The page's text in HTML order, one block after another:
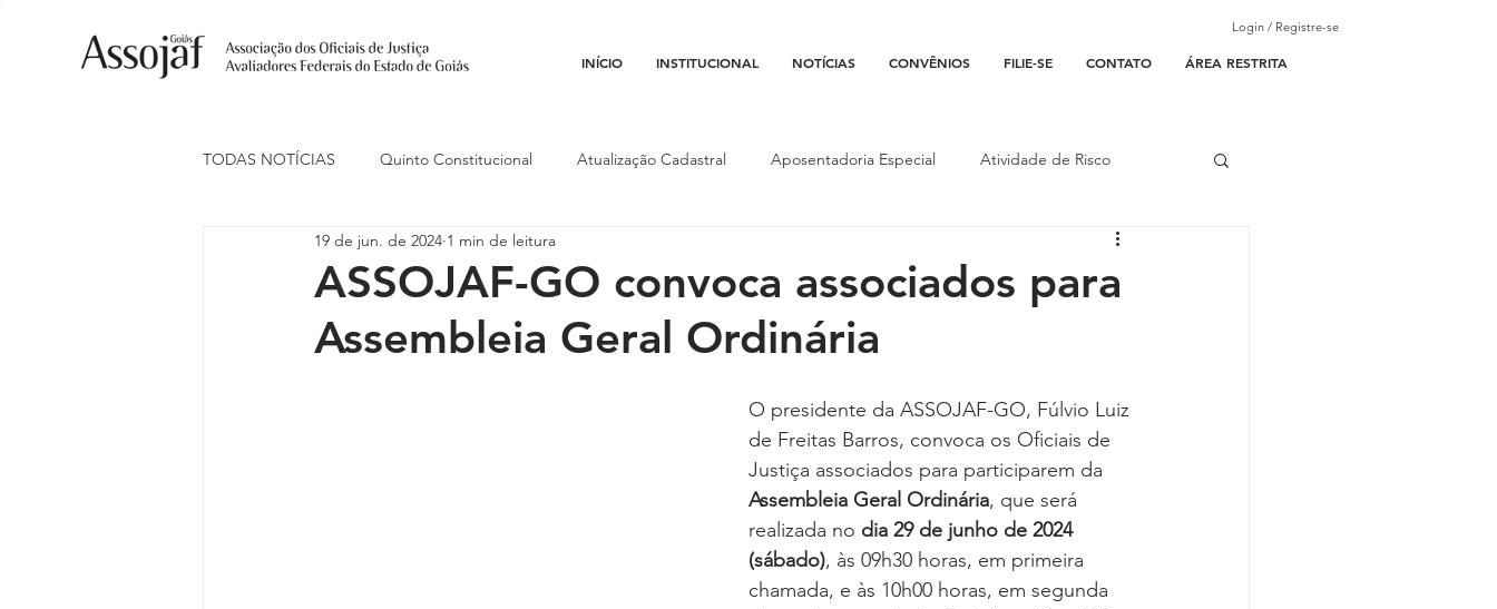
INÍCIO INSTITUCIONAL NOTÍCIAS CONVÊNIOS FILIE-SE CONTATO ÁREA RESTRITA
Login / Registre-se
TODAS NOTÍCIAS Quinto Constitucional Atualização Cadastral Aposentadoria Especial Atividade de Risco
Ações Judiciais Carreira Conojaf
Indenização de Transporte Isenção Fiscal Justiça do Trabalho
Reforma Administrativa
ASSOJAF-GO convoca associados para
Assembleia Geral Ordinária
19 de jun. de 2024 1 min de leitura
O presidente da ASSOJAF-GO, Fúlvio Luiz
de Freitas Barros, convoca os Oficiais de
Justiça associados para participarem da
Assembleia Geral Ordinária, que será
realizada no dia 29 de junho de 2024
(sábado), às 09h30 horas, em primeira
chamada, e às 10h00 horas, em segunda